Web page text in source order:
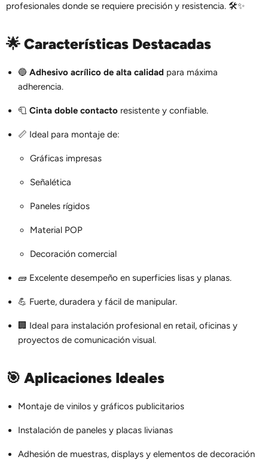
profesionales donde se requiere precisión y resistencia. 🛠️✨
🌟 Características Destacadas
🔵 Adhesivo acrílico de alta calidad para máxima
adherencia.
🧻 Cinta doble contacto resistente y confiable.
📏 Ideal para montaje de:
Gráficas impresas
Señalética
Paneles rígidos
Material POP
Decoración comercial
🧱 Excelente desempeño en superficies lisas y planas.
💪 Fuerte, duradera y fácil de manipular.
🏢 Ideal para instalación profesional en retail, oficinas y
proyectos de comunicación visual.
🎯 Aplicaciones Ideales
Montaje de vinilos y gráficos publicitarios
Instalación de paneles y placas livianas
Adhesión de muestras, displays y elementos de decoración